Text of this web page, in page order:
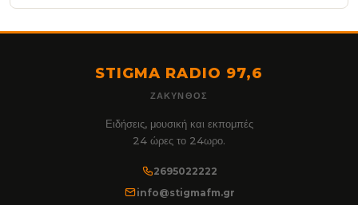
STIGMA RADIO 97,6
ΖΆΚΥΝΘΟΣ
Ειδήσεις, μουσική και εκπομπές
24 ώρες το 24ωρο.
2695022222
info@stigmafm.gr